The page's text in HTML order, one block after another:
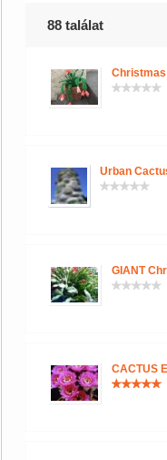
88 találat
Urban
GIANT
CACTUS